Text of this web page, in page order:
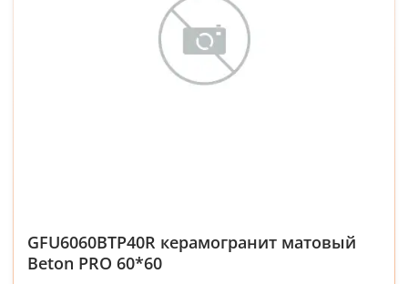
GFU6060BTP40R керамогранит матовый
Beton PRO 60*60